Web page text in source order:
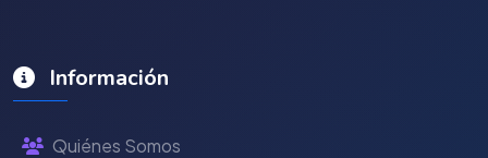
Información
Quiénes Somos